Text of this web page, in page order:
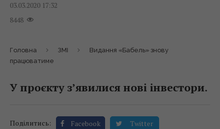
03.03.2020 17:32
8448
Головна ЗМІ
Видання «Бабель» знову
працюватиме
У проєкту з’явилися нові інвестори.
Поділитись: Facebook Twitter